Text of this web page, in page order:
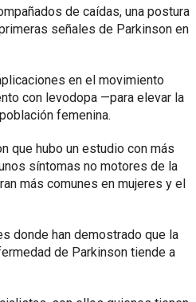
de caídas, una postura
señales de Parkinson en
en el movimiento
con levodopa —para elevar la
femenina.
que hubo un estudio con más
síntomas no motores de la
más comunes en mujeres y el
donde han demostrado que la
de Parkinson tiende a